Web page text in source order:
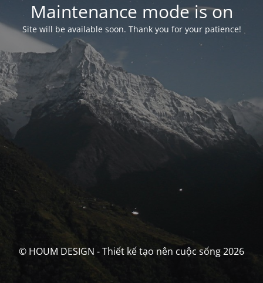
Maintenance mode is on
Site will be available soon. Thank you for your patience!
© HOUM DESIGN - Thiết kế tạo nên cuộc sống 2026